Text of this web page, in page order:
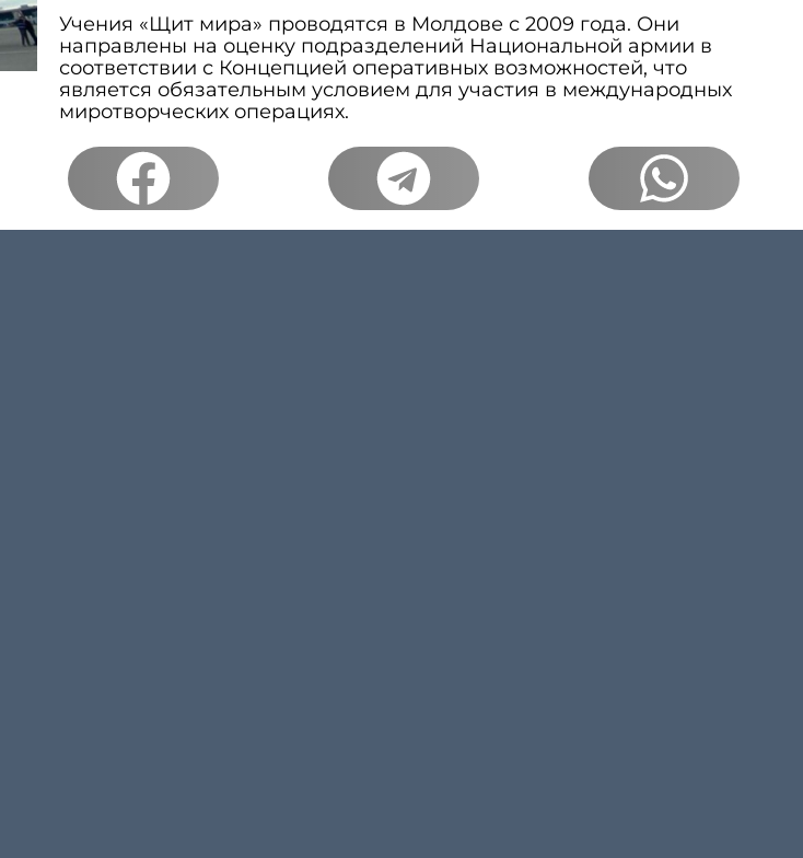
Учения «Щит мира» проводятся в Молдове с 2009 года. Они
направлены на оценку подразделений Национальной армии в
соответствии с Концепцией оперативных возможностей, что
является обязательным условием для участия в международных
миротворческих операциях.